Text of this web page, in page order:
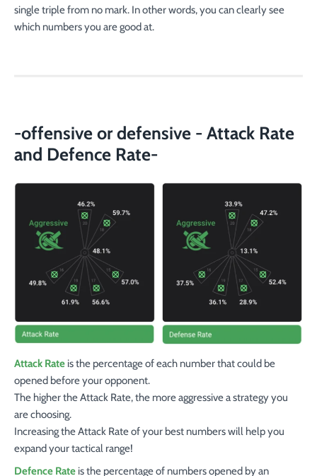
single triple from no mark. In other words, you can clearly see
which numbers you are good at.
-offensive or defensive - Attack Rate
and Defence Rate-
Attack Rate is the percentage of each number that could be
opened before your opponent.
The higher the Attack Rate, the more aggressive a strategy you
are choosing.
Increasing the Attack Rate of your best numbers will help you
expand your tactical range!
Defence Rate is the percentage of numbers opened by an